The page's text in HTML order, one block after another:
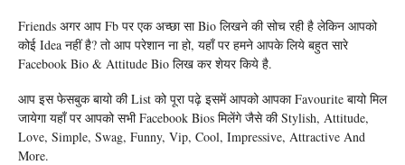
Friends अगर आप Fb पर एक अच्छा सा Bio लिखने की सोच रही है लेकिन आपको
कोई Idea नहीं है? तो आप परेशान ना हो, यहाँ पर हमने आपके लिये बहुत सारे
Facebook Bio & Attitude Bio लिख कर शेयर किये है.
आप इस फेसबुक बायो की List को पूरा पढ़े इसमें आपको आपका Favourite बायो मिल
जायेगा यहाँ पर आपको सभी Facebook Bios मिलेंगे जैसे की Stylish, Attitude,
Love, Simple, Swag, Funny, Vip, Cool, Impressive, Attractive And
More.